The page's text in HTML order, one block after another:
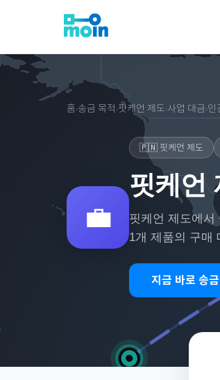
홈›송금 목적 ›핏케언 제도›사업 대금›인
💼
🇵🇳 핏케언 제도
핏케언
핏케언 제도에서
1개 제품의 구매
지금 바로 송금